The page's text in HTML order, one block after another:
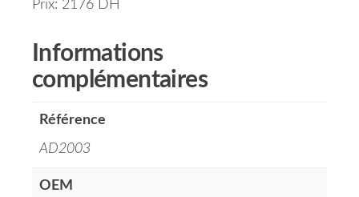
Prix: 2176 DH
Informations
complémentaires
Référence
AD2003
OEM